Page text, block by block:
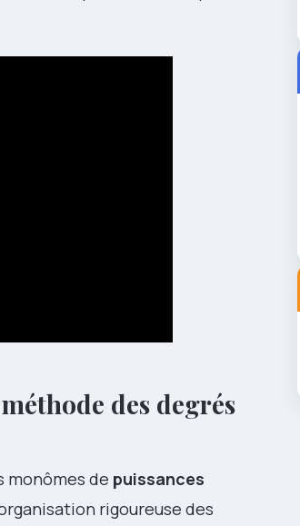
des degrés
monômes de puissances
rigoureuse des